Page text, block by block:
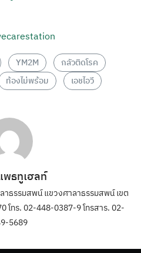
YM2M
กลัวติดโรค
ท้องไม่พร้อม
เอชไอวี
พธทูเฮลท์
ธรรมสพน์ แขวงศาลาธรรมสพน์ เขต
โทร. 02-448-0387-9 โทรสาร. 02-
5689